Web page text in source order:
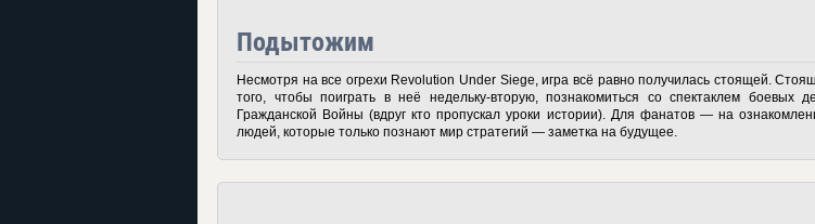
Подытожим
Несмотря на все огрехи Revolution Under Siege, игра всё равно получилась стоящей.
того, чтобы поиграть в неё недельку-вторую, познакомиться со спектаклем боевых
Гражданской Войны (вдруг кто пропускал уроки истории). Для фанатов — на
людей, которые только познают мир стратегий — заметка на будущее.